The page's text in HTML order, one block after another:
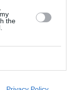
the
νέα για